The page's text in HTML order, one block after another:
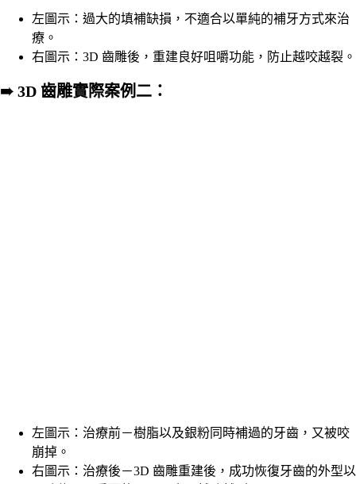
左圖示：過大的填補缺損，不適合以單純的補牙方式來治
療。
右圖示：3D 齒雕後，重建良好咀嚼功能，防止越咬越裂。
➠ 3D 齒雕實際案例二 ：
左圖示：治療前－樹脂以及銀粉同時補過的牙齒，又被咬
崩掉。
右圖示：治療後－3D 齒雕重建後，成功恢復牙齒的外型以